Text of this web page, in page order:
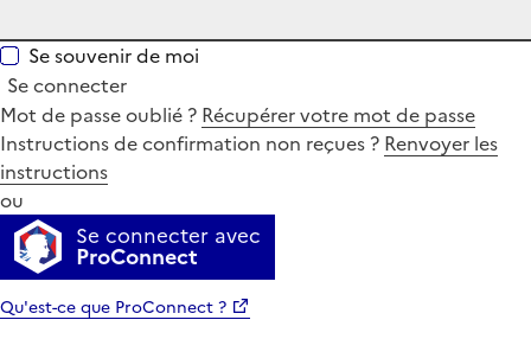
Se souvenir de moi
Se connecter
Mot de passe oublié ? Récupérer votre mot de passe
Instructions de confirmation non reçues ? Renvoyer les
instructions
ou
Se connecter avec
ProConnect
Qu'est-ce que ProConnect ?